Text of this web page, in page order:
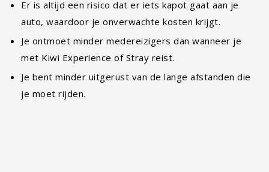
Er is altijd een risico dat er iets kapot gaat aan je
auto, waardoor je onverwachte kosten krijgt.
Je ontmoet minder medereizigers dan wanneer je
met Kiwi Experience of Stray reist.
Je bent minder uitgerust van de lange afstanden die
je moet rijden.